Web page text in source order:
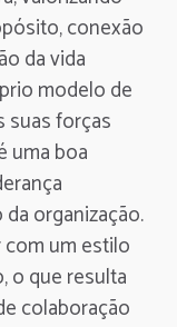
conexão
da vida
modelo de
suas forças
uma boa
organização.
um estilo
o que resulta
colaboração